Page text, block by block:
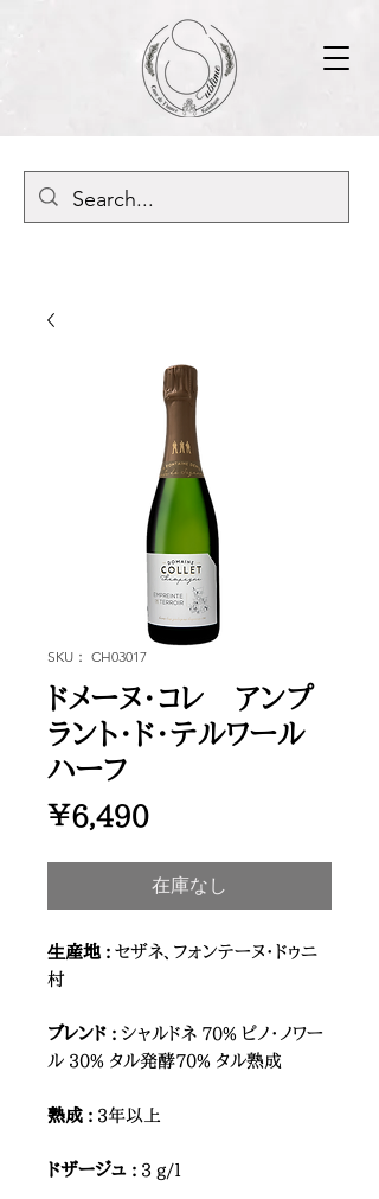
SKU： CH03017
ドメーヌ・コレ アンプ
ラント・ド・テルワール
ハーフ
￥6,490価
在庫なし
⽣産地 : セザネ、フォンテーヌ・ドゥニ
村
ブレンド : シャルドネ 70% ピノ・ノワー
ル 30% タル発酵70% タル熟成
熟成 : 3年以上
ドザージュ : 3 g/l